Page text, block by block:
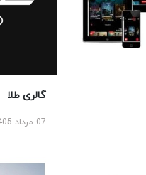
گالری طلا
07 مرداد 1405